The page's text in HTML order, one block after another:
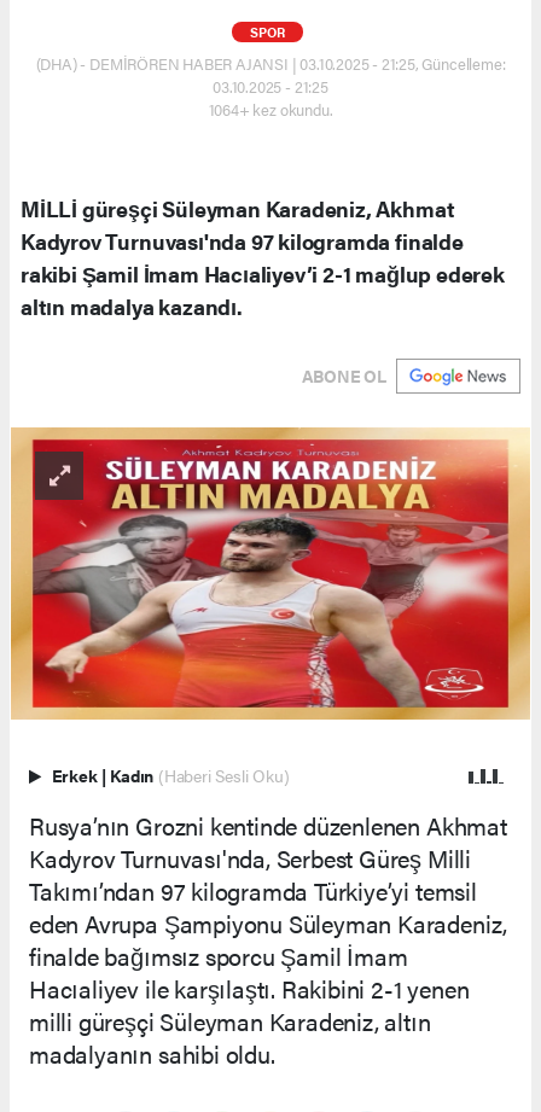
SPOR
(DHA) - DEMİRÖREN HABER AJANSI | 03.10.2025 - 21:25, Güncelleme:
03.10.2025 - 21:25
1064+ kez okundu.
MİLLİ güreşçi Süleyman Karadeniz, Akhmat
Kadyrov Turnuvası'nda 97 kilogramda finalde
rakibi Şamil İmam Hacıaliyev’i 2-1 mağlup ederek
altın madalya kazandı.
ABONE OL
Erkek | Kadın (Haberi Sesli Oku)
Rusya’nın Grozni kentinde düzenlenen Akhmat
Kadyrov Turnuvası'nda, Serbest Güreş Milli
Takımı’ndan 97 kilogramda Türkiye’yi temsil
eden Avrupa Şampiyonu Süleyman Karadeniz,
finalde bağımsız sporcu Şamil İmam
Hacıaliyev ile karşılaştı. Rakibini 2-1 yenen
milli güreşçi Süleyman Karadeniz, altın
madalyanın sahibi oldu.